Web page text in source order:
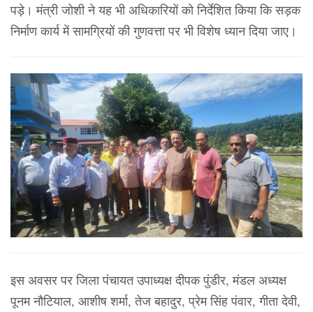
पड़े। मंत्री जोशी ने यह भी अधिकारियों को निर्देशित किया कि सड़क
निर्माण कार्य में सामग्रियों की गुणवत्ता पर भी विशेष ध्यान दिया जाए।
इस अवसर पर जिला पंचायत उपाध्यक्ष दीपक पुंडीर, मंडल अध्यक्ष
पूनम नौटियाल, आशीष शर्मा, तेज बहादुर, प्रेम सिंह पंवार, गीता देवी,